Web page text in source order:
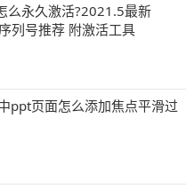
么永久激活?2021.5最新
列号推荐 附激活工具
ppt页面怎么添加焦点平滑过